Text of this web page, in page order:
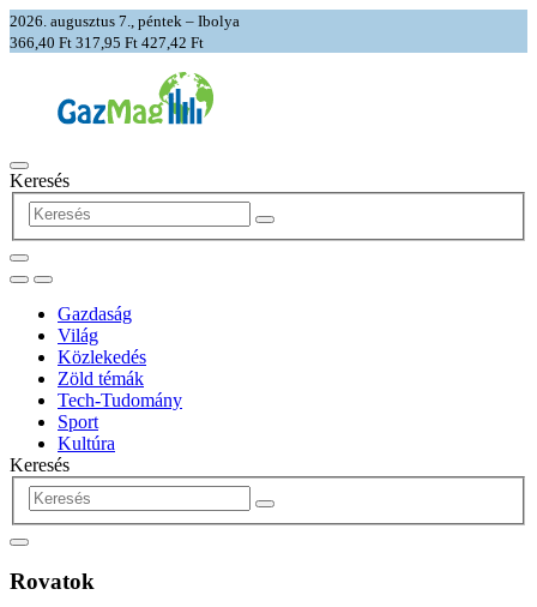
2026. augusztus 7., péntek – Ibolya
366,40 Ft 317,95 Ft 427,42 Ft
Keresés
Gazdaság
Világ
Közlekedés
Zöld témák
Tech-Tudomány
Sport
Kultúra
Keresés
Rovatok